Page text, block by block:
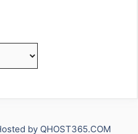
by QHOST365.COM